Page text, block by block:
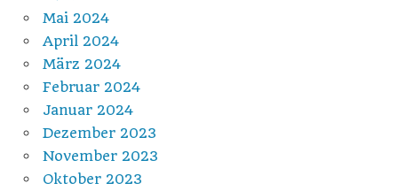
Mai 2024
April 2024
März 2024
Februar 2024
Januar 2024
Dezember 2023
November 2023
Oktober 2023